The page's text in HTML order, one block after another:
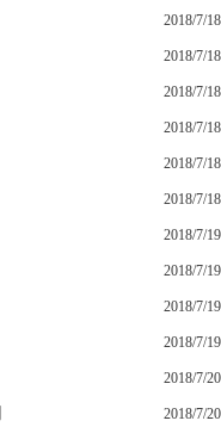
2018/7/18
2018/7/18
2018/7/18
2018/7/18
2018/7/18
2018/7/18
2018/7/19
2018/7/19
2018/7/19
2018/7/19
2018/7/20
2018/7/20